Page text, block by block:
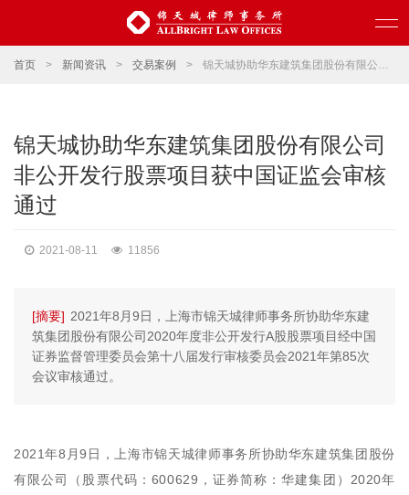
首页 > 新闻资讯 > 交易案例 > 锦天城协助华东建筑集团股份有限公司非公开发行股票项目获中国证监会审核通过
锦天城协助华东建筑集团股份有限公司
非公开发行股票项目获中国证监会审核
通过
2021-08-11 11856
[摘要] 2021年8月9日，上海市锦天城律师事务所协助华东建
筑集团股份有限公司2020年度非公开发行A股股票项目经中国
证券监督管理委员会第十八届发行审核委员会2021年第85次
会议审核通过。
2021年8月9日，上海市锦天城律师事务所协助华东建筑集团股份
有限公司（股票代码：600629，证券简称：华建集团）2020年